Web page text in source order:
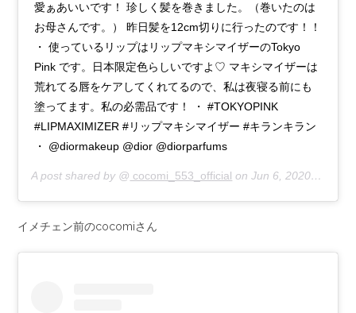
愛ぁあいいです！ 珍しく髪を巻きました。（巻いたのは
お母さんです。） 昨日髪を12cm切りに行ったのです！！
・ 使っているリップはリップマキシマイザーのTokyo
Pink です。日本限定色らしいですよ♡ マキシマイザーは
荒れてる唇をケアしてくれてるので、私は夜寝る前にも
塗ってます。私の必需品です！ ・ #TOKYOPINK
#LIPMAXIMIZER #リップマキシマイザー #キランキラン
・ @diormakeup @dior @diorparfums
A post shared by @ cocomi_553_official onJun 6, 2020 at 2:29am PDT
イメチェン前のcocomiさん